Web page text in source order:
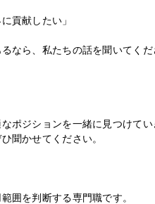
貢献したい」
なら、私たちの話を聞いてくだ
ポジションを一緒に見つけてい
聞かせてください。
囲を判断する専門職です。